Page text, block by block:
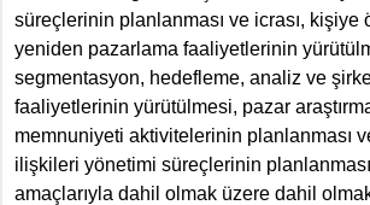
süreçlerinin planlanması ve icrası, kişiye
yeniden pazarlama faaliyetlerinin
segmentasyon, hedefleme, analiz ve
faaliyetlerinin yürütülmesi, pazar
memnuniyeti aktivitelerinin planlanması
ilişkileri yönetimi süreçlerinin
amaçlarıyla dahil olmak üzere dahil